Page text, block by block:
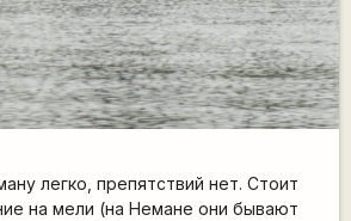
легко, препятствий нет. Стоит
на мели (на Немане они бывают